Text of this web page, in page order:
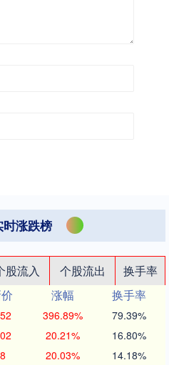
涨跌榜
股流入 个股流出
换手率
涨幅
换手率
396.89% 79.39%
20.21% 16.80%
20.03% 14.18%